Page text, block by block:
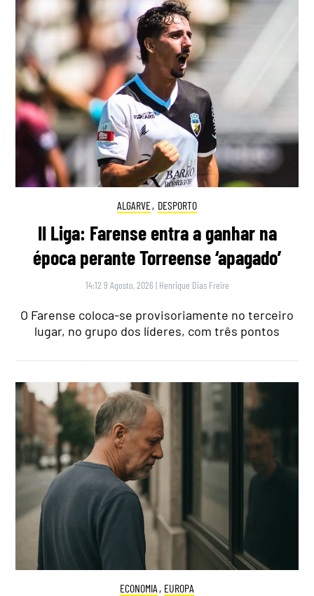
ALGARVE, DESPORTO
II Liga: Farense entra a ganhar na
época perante Torreense ‘apagado’
14:12 9 Agosto, 2026 | Henrique Dias Freire
O Farense coloca-se provisoriamente no terceiro
lugar, no grupo dos líderes, com três pontos
ECONOMIA , EUROPA